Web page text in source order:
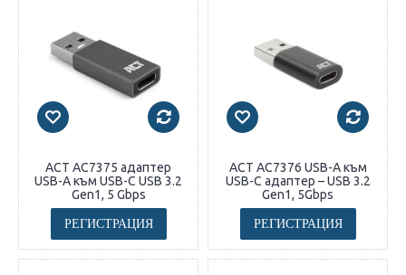
ACT AC7375 адаптер
USB-A към USB-C USB 3.2
Gen1, 5 Gbps
РЕГИСТРАЦИЯ
ACT AC7376 USB-A към
USB-C адаптер – USB 3.2
Gen1, 5Gbps
РЕГИСТРАЦИЯ